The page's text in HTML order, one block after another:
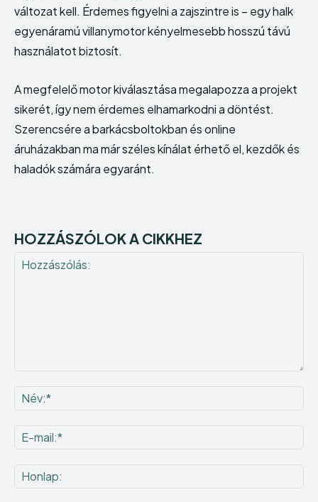
változat kell. Érdemes figyelni a zajszintre is – egy halk
egyenáramú villanymotor kényelmesebb hosszú távú
használatot biztosít.
A megfelelő motor kiválasztása megalapozza a projekt
sikerét, így nem érdemes elhamarkodni a döntést.
Szerencsére a barkácsboltokban és online
áruházakban ma már széles kínálat érhető el, kezdők és
haladók számára egyaránt.
HOZZÁSZÓLOK A CIKKHEZ